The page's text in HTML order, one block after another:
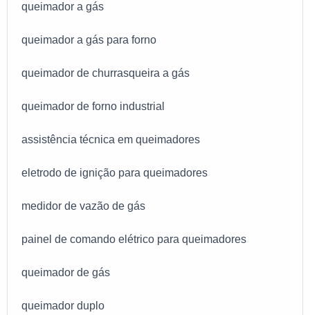
queimador a gás
queimador a gás para forno
queimador de churrasqueira a gás
queimador de forno industrial
assistência técnica em queimadores
eletrodo de ignição para queimadores
medidor de vazão de gás
painel de comando elétrico para queimadores
queimador de gás
queimador duplo